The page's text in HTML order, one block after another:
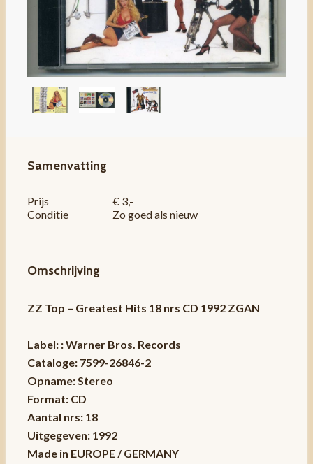
Samenvatting
Prijs
€ 3,-
Conditie
Zo goed als nieuw
Omschrijving
ZZ Top – Greatest Hits 18 nrs CD 1992 ZGAN
Label: : Warner Bros. Records
Cataloge: 7599-26846-2
Opname: Stereo
Format: CD
Aantal nrs: 18
Uitgegeven: 1992
Made in EUROPE / GERMANY